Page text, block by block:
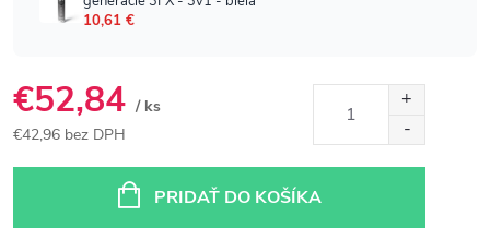
€52,84 / ks
€42,96 bez DPH
PRIDAŤ DO KOŠÍKA